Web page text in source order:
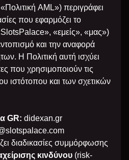
AML») περιγράφει
που εφαρμόζει το
«εμείς», «μας»)
και την αναφορά
Η Πολιτική αυτή ισχύει
που χρησιμοποιούν τις
ιστότοπου και των σχετικών
GR: didexan.gr
διαδικασίες συμμόρφωσης
κινδύνου (risk-